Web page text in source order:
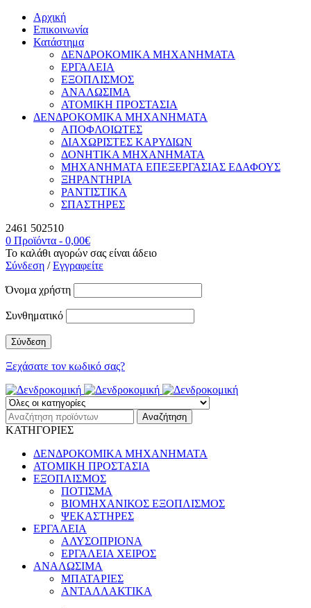
Αρχική
Επικοινωνία
Κατάστημα
ΔΕΝΔΡΟΚΟΜΙΚΑ ΜΗΧΑΝΗΜΑΤΑ
ΕΡΓΑΛΕΙΑ
ΕΞΟΠΛΙΣΜΟΣ
ΑΝΑΛΩΣΙΜΑ
ΑΤΟΜΙΚΗ ΠΡΟΣΤΑΣΙΑ
ΔΕΝΔΡΟΚΟΜΙΚΑ ΜΗΧΑΝΗΜΑΤΑ
ΑΠΟΦΛΟΙΩΤΕΣ
ΔΙΑΧΩΡΙΣΤΕΣ ΚΑΡΥΔΙΩΝ
ΔΟΝΗΤΙΚΑ ΜΗΧΑΝΗΜΑΤΑ
ΜΗΧΑΝΗΜΑΤΑ ΕΠΕΞΕΡΓΑΣΙΑΣ ΕΔΑΦΟΥΣ
ΞΗΡΑΝΤΗΡΙΑ
ΡΑΝΤΙΣΤΙΚΑ
ΣΠΑΣΤΗΡΕΣ
2461 502510
0 Προϊόντα - 0,00€
Το καλάθι αγορών σας είναι άδειο
Σύνδεση /Εγγραφείτε
Όνομα χρήστη
Συνθηματικό
Ξεχάσατε τον κωδικό σας?
ΚΑΤΗΓΟΡΙΕΣ
ΔΕΝΔΡΟΚΟΜΙΚΑ ΜΗΧΑΝΗΜΑΤΑ
ΑΤΟΜΙΚΗ ΠΡΟΣΤΑΣΙΑ
ΕΞΟΠΛΙΣΜΟΣ
ΠΟΤΙΣΜΑ
ΒΙΟΜΗΧΑΝΙΚΟΣ ΕΞΟΠΛΙΣΜΟΣ
ΨΕΚΑΣΤΗΡΕΣ
ΕΡΓΑΛΕΙΑ
ΑΛΥΣΟΠΡΙΟΝΑ
ΕΡΓΑΛΕΙΑ ΧΕΙΡΟΣ
ΑΝΑΛΩΣΙΜΑ
ΜΠΑΤΑΡΙΕΣ
ΑΝΤΑΛΛΑΚΤΙΚΑ